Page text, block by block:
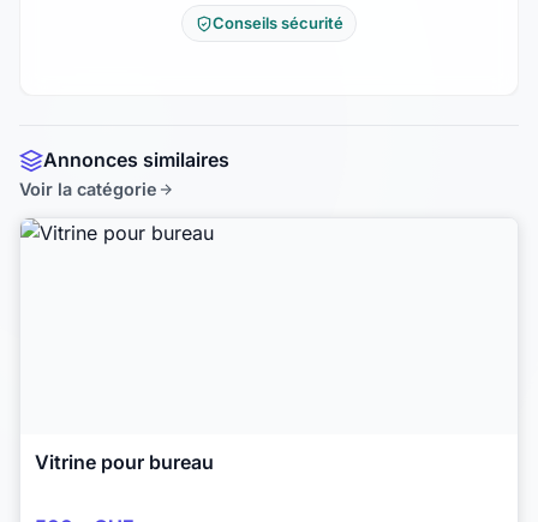
Conseils sécurité
Annonces similaires
Voir la catégorie
Vitrine pour bureau